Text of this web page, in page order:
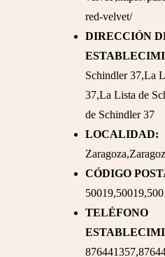
red-velvet/
DIRECCIÓN
Schindler 37,La
37,La Lista de
de Schindler 37
LOCALIDAD:
CÓDIGO
TELÉFONO